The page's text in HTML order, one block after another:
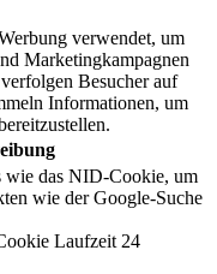
verwendet, um
Marketingkampagnen
Besucher auf
Informationen, um
wie das NID-Cookie, um
wie der Google-Suche
Laufzeit 24